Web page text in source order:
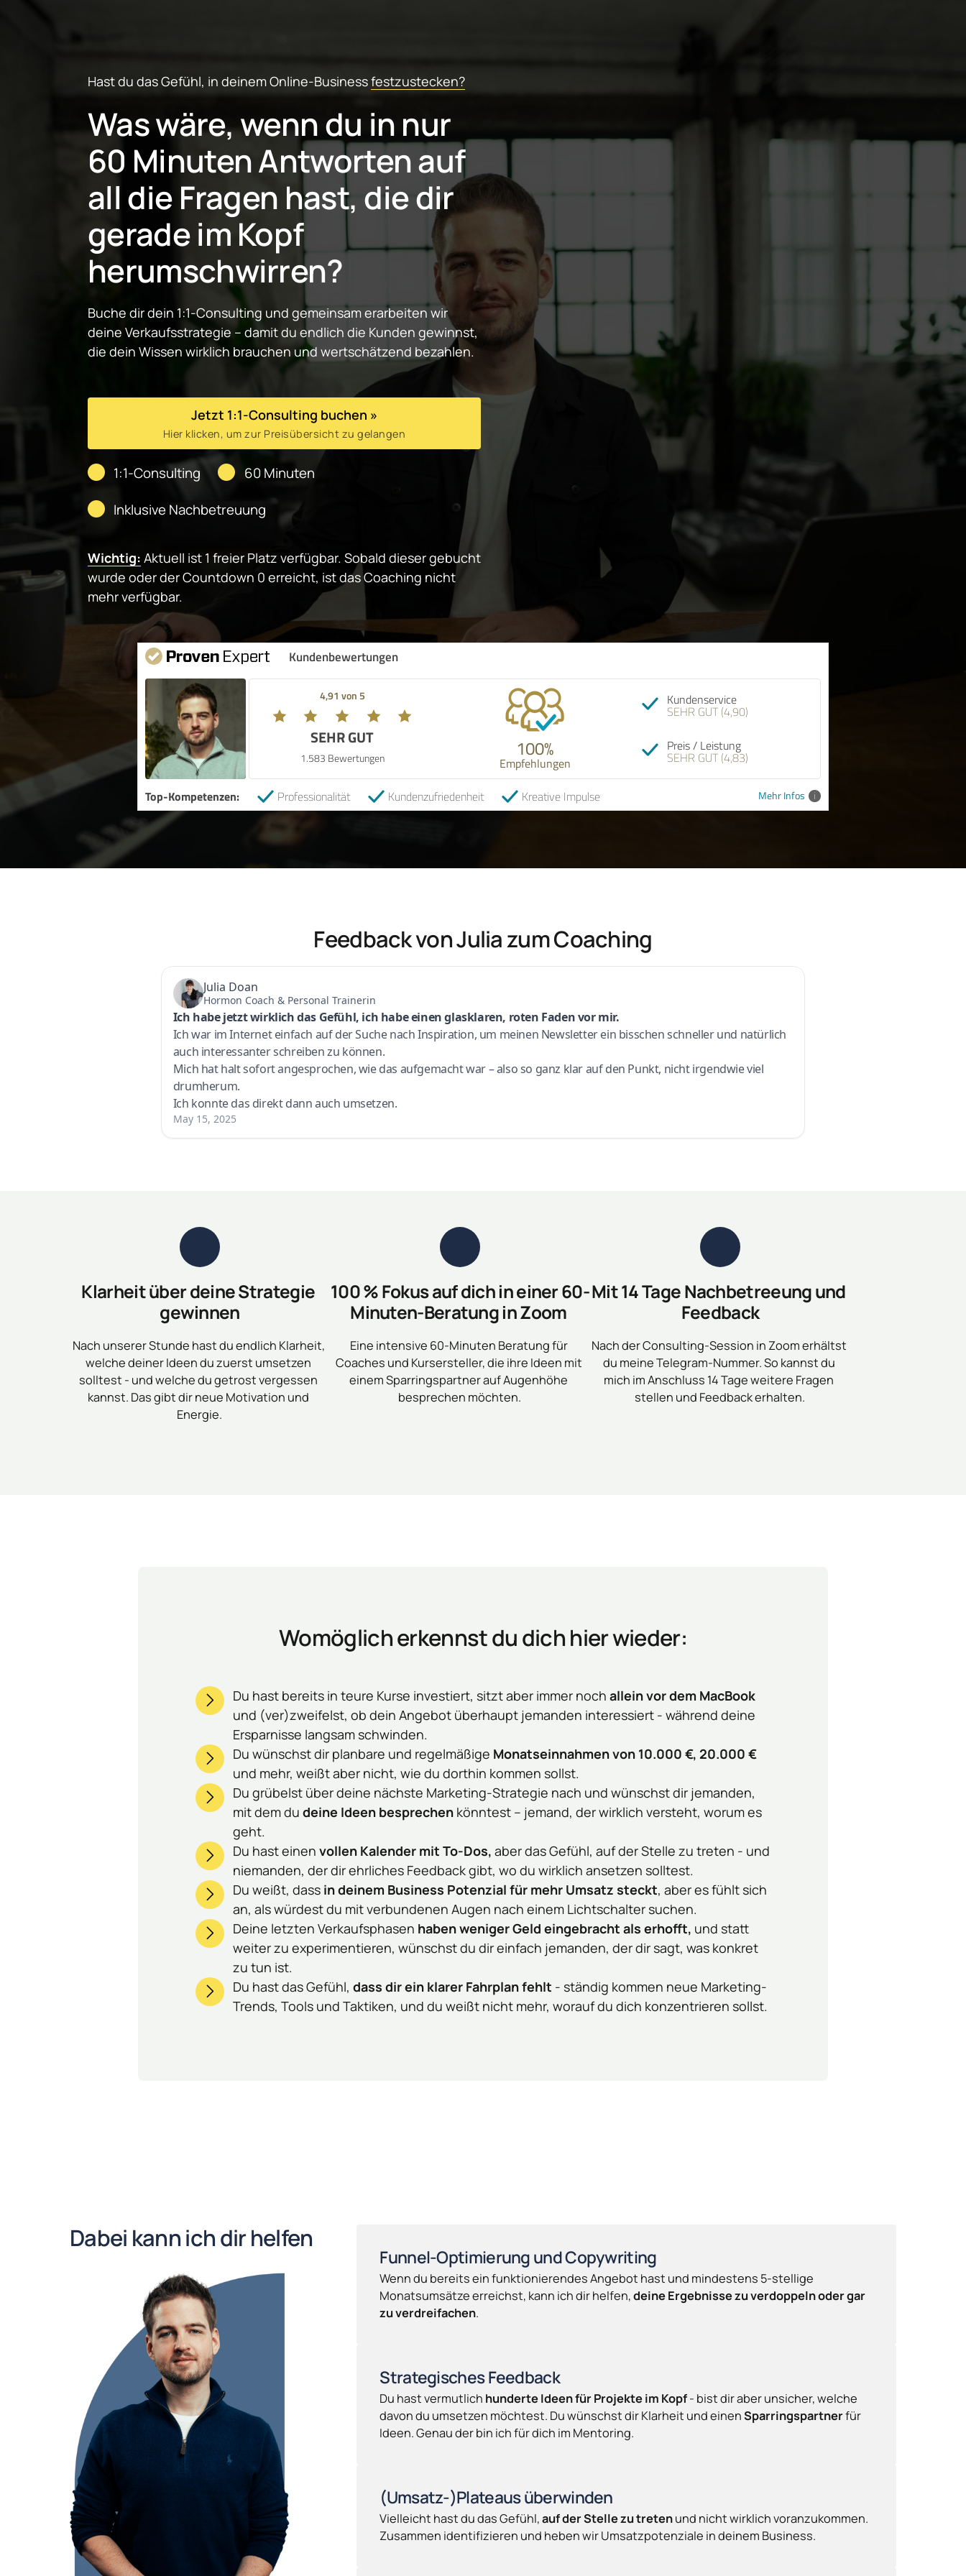
Hast du das Gefühl, in deinem Online-Business festzustecken?
Was wäre, wenn du in nur
60 Minuten Antworten auf
all die Fragen hast, die dir
gerade im Kopf
herumschwirren?
Buche dir dein 1:1-Consulting und gemeinsam erarbeiten wir
deine Verkaufsstrategie – damit du endlich die Kunden gewinnst,
die dein Wissen wirklich brauchen und wertschätzend bezahlen.
Jetzt 1:1-Consulting buchen »
Hier klicken, um zur Preisübersicht zu gelangen
1:1-Consulting
60 Minuten
Inklusive Nachbetreuung
Wichtig: Aktuell ist 1 freier Platz verfügbar. Sobald dieser gebucht
wurde oder der Countdown 0 erreicht, ist das Coaching nicht
mehr verfügbar.
Kundenbewertungen
4,91 von 5
SEHR GUT
1.583 Bewertungen 100%
Empfehlungen
Kundenservice
SEHR GUT (4,90)
Preis / Leistung
SEHR GUT (4,83)
Mehr Infos
Top-Kompetenzen: Professionalität Kundenzufriedenheit Kreative Impulse
Feedback von Julia zum Coaching
Klarheit über deine Strategie
gewinnen
Nach unserer Stunde hast du endlich Klarheit,
welche deiner Ideen du zuerst umsetzen
solltest - und welche du getrost vergessen
kannst. Das gibt dir neue Motivation und
Energie.
100 % Fokus auf dich in einer 60-
Minuten-Beratung in Zoom
Eine intensive 60-Minuten Beratung für
Coaches und Kursersteller, die ihre Ideen mit
einem Sparringspartner auf Augenhöhe
besprechen möchten.
Mit 14 Tage Nachbetreeung und
Feedback
Nach der Consulting-Session in Zoom erhältst
du meine Telegram-Nummer. So kannst du
mich im Anschluss 14 Tage weitere Fragen
stellen und Feedback erhalten.
Womöglich erkennst du dich hier wieder:
Du hast bereits in teure Kurse investiert, sitzt aber immer noch allein vor dem MacBook
und (ver)zweifelst, ob dein Angebot überhaupt jemanden interessiert - während deine
Ersparnisse langsam schwinden.
Du wünschst dir planbare und regelmäßige Monatseinnahmen von 10.000 €, 20.000 €
und mehr, weißt aber nicht, wie du dorthin kommen sollst.
Du grübelst über deine nächste Marketing-Strategie nach und wünschst dir jemanden,
mit dem du deine Ideen besprechen könntest – jemand, der wirklich versteht, worum es
geht.
Du hast einen vollen Kalender mit To-Dos, aber das Gefühl, auf der Stelle zu treten - und
niemanden, der dir ehrliches Feedback gibt, wo du wirklich ansetzen solltest.
Du weißt, dass in deinem Business Potenzial für mehr Umsatz steckt, aber es fühlt sich
an, als würdest du mit verbundenen Augen nach einem Lichtschalter suchen.
Deine letzten Verkaufsphasen haben weniger Geld eingebracht als erhofft, und statt
weiter zu experimentieren, wünschst du dir einfach jemanden, der dir sagt, was konkret
zu tun ist.
Du hast das Gefühl, dass dir ein klarer Fahrplan fehlt - ständig kommen neue Marketing-
Trends, Tools und Taktiken, und du weißt nicht mehr, worauf du dich konzentrieren sollst.
Dabei kann ich dir helfen
Funnel-Optimierung und Copywriting
Wenn du bereits ein funktionierendes Angebot hast und mindestens 5-stellige
Monatsumsätze erreichst, kann ich dir helfen, deine Ergebnisse zu verdoppeln oder gar
zu verdreifachen.
Strategisches Feedback
Du hast vermutlich hunderte Ideen für Projekte im Kopf - bist dir aber unsicher, welche
davon du umsetzen möchtest. Du wünschst dir Klarheit und einen Sparringspartner für
Ideen. Genau der bin ich für dich im Mentoring.
(Umsatz-)Plateaus überwinden
Vielleicht hast du das Gefühl, auf der Stelle zu treten und nicht wirklich voranzukommen.
Zusammen identifizieren und heben wir Umsatzpotenziale in deinem Business.